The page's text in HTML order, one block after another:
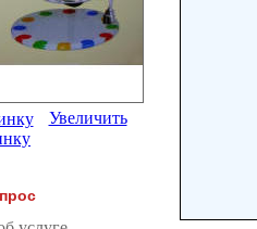
Увеличить